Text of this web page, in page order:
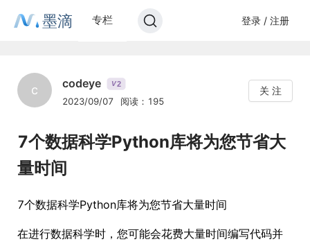
墨滴 专栏 登录 / 注册
c codeye V2
2023/09/07 阅读：195
关 注
7个数据科学Python库将为您节省大
量时间
7个数据科学Python库将为您节省大量时间
在进行数据科学时，您可能会花费大量时间编写代码并